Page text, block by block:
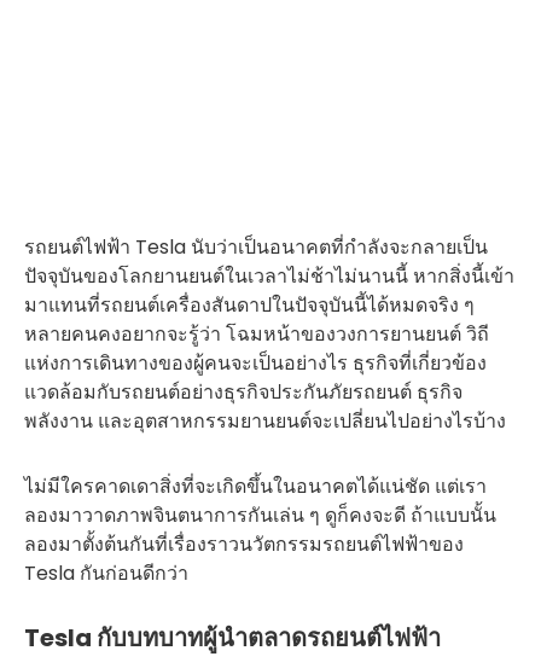
รถยนต์ไฟฟ้า Tesla นับว่าเป็นอนาคตที่กำลังจะกลายเป็น
ปัจจุบันของโลกยานยนต์ในเวลาไม่ช้าไม่นานนี้ หากสิ่งนี้เข้า
มาแทนที่รถยนต์เครื่องสันดาปในปัจจุบันนี้ได้หมดจริง ๆ
หลายคนคงอยากจะรู้ว่า โฉมหน้าของวงการยานยนต์ วิถี
แห่งการเดินทางของผู้คนจะเป็นอย่างไร ธุรกิจที่เกี่ยวข้อง
แวดล้อมกับรถยนต์อย่างธุรกิจประกันภัยรถยนต์ ธุรกิจ
พลังงาน และอุตสาหกรรมยานยนต์จะเปลี่ยนไปอย่างไรบ้าง
ไม่มีใครคาดเดาสิ่งที่จะเกิดขึ้นในอนาคตได้แน่ชัด แต่เรา
ลองมาวาดภาพจินตนาการกันเล่น ๆ ดูก็คงจะดี ถ้าแบบนั้น
ลองมาตั้งต้นกันที่เรื่องราวนวัตกรรมรถยนต์ไฟฟ้าของ
Tesla กันก่อนดีกว่า
Tesla กับบทบาทผู้นำตลาดรถยนต์ไฟฟ้า